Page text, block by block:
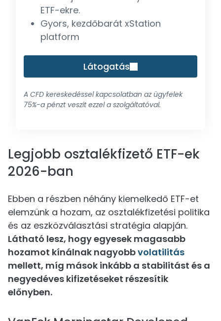
ETF-ekre.
Gyors, kezdőbarát xStation
platform
Látogatás
A CFD kereskedéssel kapcsolatban az ügyfelek
75%-a pénzt veszít ezzel a szolgáltatóval.
Legjobb osztalékfizető ETF-ek
2026-ban
Ebben a részben néhány kiemelkedő ETF-et
elemzünk a hozam, az osztalékfizetési politika
és az eszközválasztási stratégia alapján.
Látható lesz, hogy egyesek magasabb
hozamot kínálnak nagyobbvolatilitás
mellett, míg mások inkább a stabilitást és a
negyedéves kifizetéseket részesítik
előnyben.